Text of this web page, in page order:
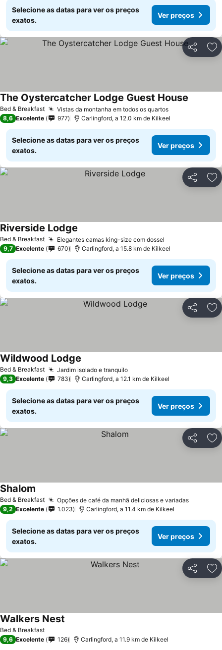
Selecione as datas para ver os preços
exatos.
Ver preços
Partilhar
Bed & Breakfast Vistas da montanha em todos os quartos
The Oystercatcher Lodge Guest House
8,6 Excelente 977 Carlingford, a 12.0 km de Kilkeel
Selecione as datas para ver os preços
exatos.
Ver preços
Partilhar
Bed & Breakfast Elegantes camas king-size com dossel
Riverside Lodge
9,7 Excelente 670 Carlingford, a 15.8 km de Kilkeel
Selecione as datas para ver os preços
exatos.
Ver preços
Partilhar
Bed & Breakfast Jardim isolado e tranquilo
Wildwood Lodge
9,3 Excelente 783 Carlingford, a 12.1 km de Kilkeel
Selecione as datas para ver os preços
exatos.
Ver preços
Partilhar
Bed & Breakfast Opções de café da manhã deliciosas e variadas
Shalom
9,2 Excelente 1.023 Carlingford, a 11.4 km de Kilkeel
Selecione as datas para ver os preços
exatos.
Ver preços
Partilhar
Bed & Breakfast
Walkers Nest
9,6 Excelente 126 Carlingford, a 11.9 km de Kilkeel